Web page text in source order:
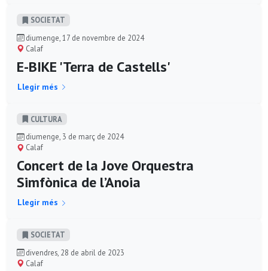
SOCIETAT
diumenge, 17 de novembre de 2024
Calaf
E-BIKE 'Terra de Castells'
Llegir més
CULTURA
diumenge, 3 de març de 2024
Calaf
Concert de la Jove Orquestra
Simfònica de l’Anoia
Llegir més
SOCIETAT
divendres, 28 de abril de 2023
Calaf